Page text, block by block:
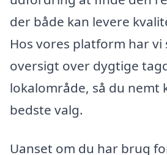
der både kan levere
Hos vores platform har vi
oversigt over dygtige
lokalområde, så du
bedste valg.
Uanset om du har brug